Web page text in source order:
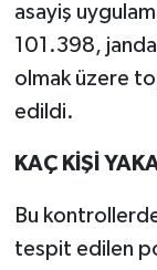
asayiş
101.398,
olmak üzere
edildi.
KAÇ KİŞİ
Bu
tespit edilen